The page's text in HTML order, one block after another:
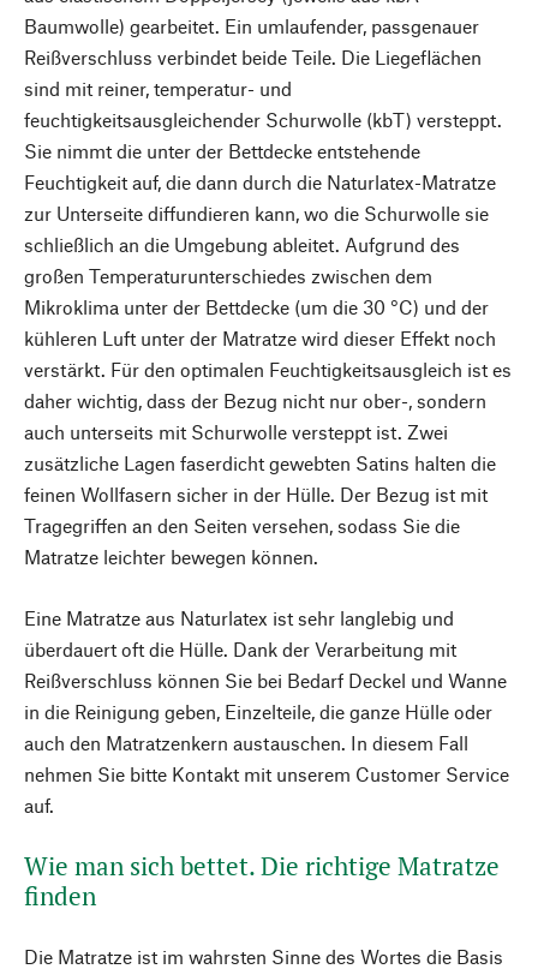
Baumwolle) gearbeitet. Ein umlaufender, passgenauer
Reißverschluss verbindet beide Teile. Die Liegeflächen
sind mit reiner, temperatur- und
feuchtigkeitsausgleichender Schurwolle (kbT) versteppt.
Sie nimmt die unter der Bettdecke entstehende
Feuchtigkeit auf, die dann durch die Naturlatex-Matratze
zur Unterseite diffundieren kann, wo die Schurwolle sie
schließlich an die Umgebung ableitet. Aufgrund des
großen Temperaturunterschiedes zwischen dem
Mikroklima unter der Bettdecke (um die 30 °C) und der
kühleren Luft unter der Matratze wird dieser Effekt noch
verstärkt. Für den optimalen Feuchtigkeitsausgleich ist es
daher wichtig, dass der Bezug nicht nur ober-, sondern
auch unterseits mit Schurwolle versteppt ist. Zwei
zusätzliche Lagen faserdicht gewebten Satins halten die
feinen Wollfasern sicher in der Hülle. Der Bezug ist mit
Tragegriffen an den Seiten versehen, sodass Sie die
Matratze leichter bewegen können.
Eine Matratze aus Naturlatex ist sehr langlebig und
überdauert oft die Hülle. Dank der Verarbeitung mit
Reißverschluss können Sie bei Bedarf Deckel und Wanne
in die Reinigung geben, Einzelteile, die ganze Hülle oder
auch den Matratzenkern austauschen. In diesem Fall
nehmen Sie bitte Kontakt mit unserem Customer Service
auf.
Wie man sich bettet. Die richtige Matratze
finden
Die Matratze ist im wahrsten Sinne des Wortes die Basis